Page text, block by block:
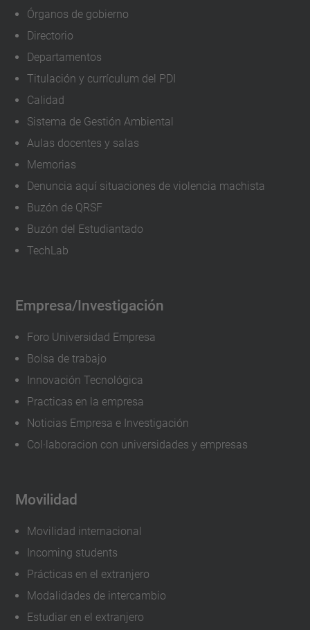
Órganos de gobierno
Directorio
Departamentos
Titulación y currículum del PDI
Calidad
Sistema de Gestión Ambiental
Aulas docentes y salas
Memorias
Denuncia aquí situaciones de violencia machista
Buzón de QRSF
Buzón del Estudiantado
TechLab
Empresa/Investigación
Foro Universidad Empresa
Bolsa de trabajo
Innovación Tecnológica
Practicas en la empresa
Noticias Empresa e Investigación
Col·laboracion con universidades y empresas
Movilidad
Movilidad internacional
Incoming students
Prácticas en el extranjero
Modalidades de intercambio
Estudiar en el extranjero